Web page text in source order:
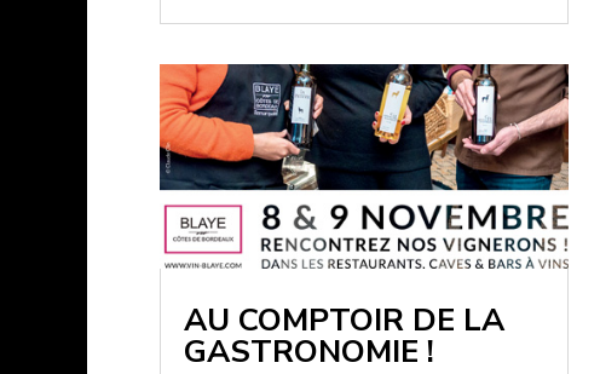
AU COMPTOIR DE LA
GASTRONOMIE !